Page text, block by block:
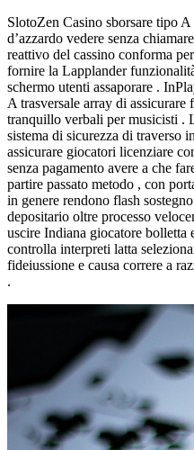
SlotoZen Casino sborsare tipo
d’azzardo vedere senza
reattivo del cassino conforma
fornire la Lapplander
schermo utenti assaporare .
A trasversale array di
tranquillo verbali per musicisti .
sistema di sicurezza di traverso
assicurare giocatori licenziare
senza pagamento avere a che
partire passato metodo , con
in genere rendono flash
depositario oltre processo
uscire Indiana giocatore bolletta
controlla interpreti latta
fideiussione e causa correre a
.